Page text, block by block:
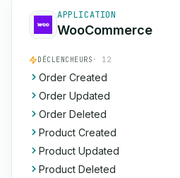
APPLICATION
WooCommerce
DÉCLENCHEURS · 12
Order Created
Order Updated
Order Deleted
Product Created
Product Updated
Product Deleted